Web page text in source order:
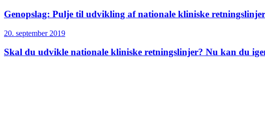
Genopslag: Pulje til udvikling af nationale kliniske
20. september 2019
Skal du udvikle nationale kliniske retningslinjer? Nu kan du